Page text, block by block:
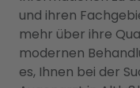
und ihren
mehr über ihre
modernen
es, Ihnen bei der